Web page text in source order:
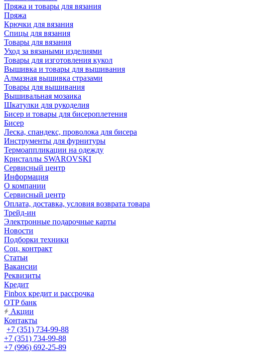
Пряжа и товары для вязания
Пряжа
Крючки для вязания
Спицы для вязания
Товары для вязания
Уход за вязаными изделиями
Товары для изготовления кукол
Вышивка и товары для вышивания
Алмазная вышивка стразами
Товары для вышивания
Вышивальная мозаика
Шкатулки для рукоделия
Бисер и товары для бисероплетения
Бисер
Леска, спандекс, проволока для бисера
Инструменты для фурнитуры
Термоаппликации на одежду
Кристаллы SWAROVSKI
Сервисный центр
Информация
О компании
Сервисный центр
Оплата, доставка, условия возврата товара
Трейд-ин
Электронные подарочные карты
Новости
Подборки техники
Соц. контракт
Статьи
Вакансии
Реквизиты
Кредит
Finbox кредит и рассрочка
OTP банк
Акции
Контакты
+7 (351) 734-99-88
+7 (351) 734-99-88
+7 (996) 692-25-89